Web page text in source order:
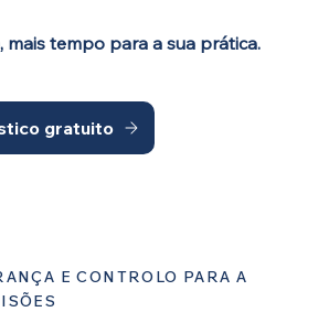
mais tempo para a sua prática.
gratuito
E CONTROLO PARA A